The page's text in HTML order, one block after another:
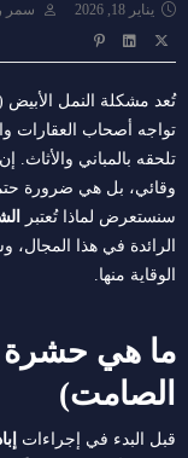
يناير 18, 2026 سمر
تُعد مشكلة النمل
تواجه أصحاب العقارات
تلحقه بالمباني والأثاث.
وقائي، بل هي ضرورة
سنستعرض لماذا تُعتبر
الرائدة في هذا
الوقاية منها.
ما هي حشرة
الصامت)
قبل البدء في إجراءات